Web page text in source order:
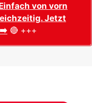
von vorn
Jetzt
➡️ 🔴 +++